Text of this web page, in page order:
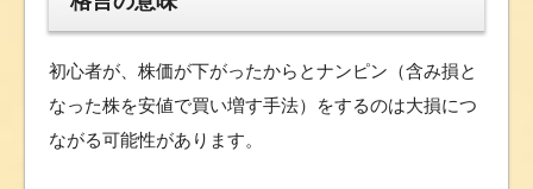
法
教
え
ま
初心者が、株価が下がったからとナンピン（含み損と
なった株を安値で買い増す手法）をするのは大損につ
ながる可能性があります。